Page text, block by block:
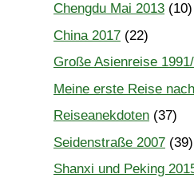
Chengdu Mai 2013 (10)
China 2017 (22)
Große Asienreise
Meine erste Reise
Reiseanekdoten (37)
Seidenstraße 2007 (39)
Shanxi und Peking